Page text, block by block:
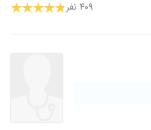
۴۰۹ نفر